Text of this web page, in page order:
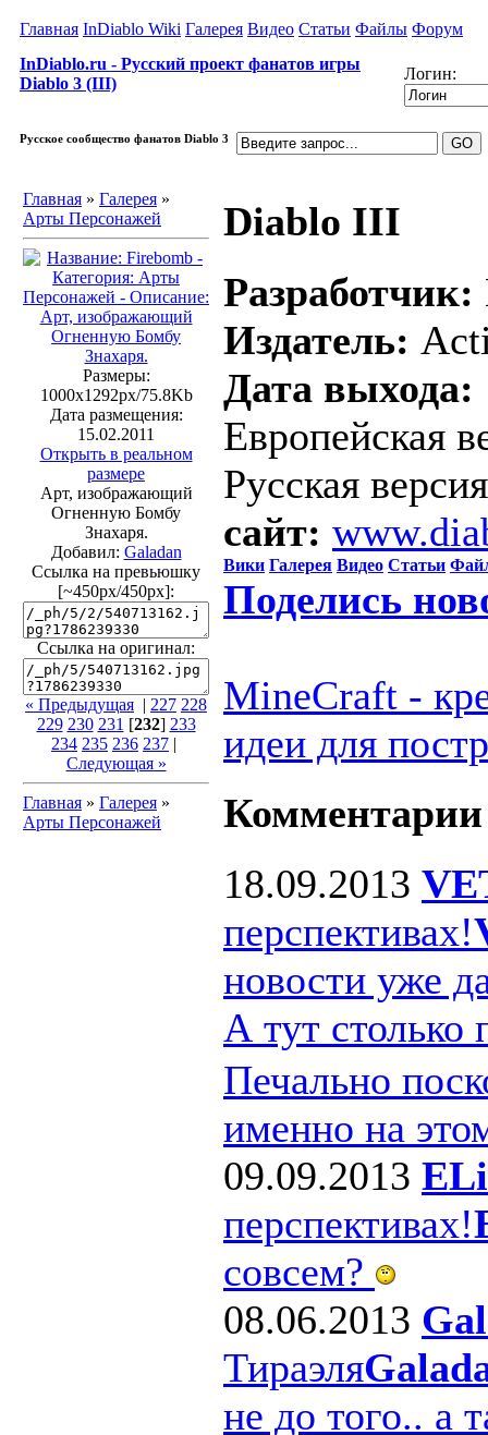
Главная InDiablo Wiki Галерея Видео Статьи Файлы Форум
InDiablo.ru - Русский проект фанатов игры
Diablo 3 (III)
Логин:
Русское сообщество фанатов Diablo 3
Главная » Галерея »
Арты Персонажей
Размеры:
1000x1292px/75.8Kb
Дата размещения:
15.02.2011
Открыть в реальном
размере
Арт, изображающий
Огненную Бомбу
Знахаря.
Добавил: Galadan
Ссылка на превьюшку
[~450px/450px]:
Ссылка на оригинал:
« Предыдущая | 227 228
229 230 231 [232] 233
234 235 236 237 |
Следующая »
Главная » Галерея »
Арты Персонажей
Diablo III
Разработчик:
Издатель:
Дата выхода:
Европейская
Русская
сайт:
Вики Галерея Видео Статьи
Поделись
MineCraft -
идеи для
Комментарии
18.09.2013
перспективах!
новости уже
А тут
Печально
именно на
09.09.2013 ELi
перспективах!
совсем?
08.06.2013
Тираэля
не до того.. а